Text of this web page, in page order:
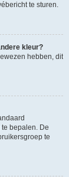
te sturen.
kleur?
hebben, dit
bepalen. De
te